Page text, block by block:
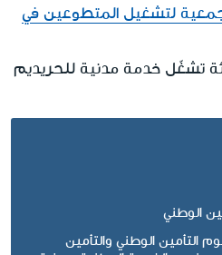
لتشغيل المتطوعين في
تشغّل خدمة مدنية للحريديم
الوطني
الوطني والتأمين